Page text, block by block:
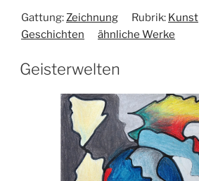
Gattung: Zeichnung Rubrik: Kunst
Geschichten
ähnliche Werke
Geisterwelten